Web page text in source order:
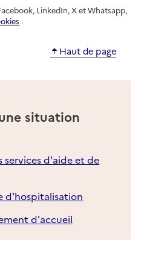
LinkedIn, X et Whatsapp,
.
Haut de page
situation
services d'aide et de
d'hospitalisation
d'accueil